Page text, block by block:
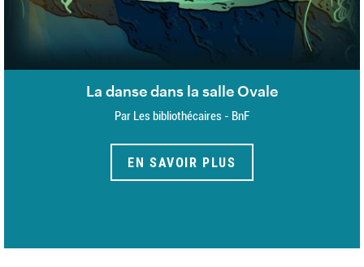
La danse dans la salle Ovale
Par Les bibliothécaires - BnF
EN SAVOIR PLUS